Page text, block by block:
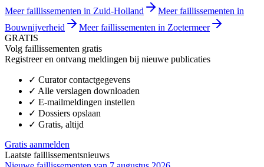
Meer faillissementen in Zuid-Holland
Meer faillissementen in
Bouwnijverheid
Meer faillissementen in Zoetermeer
GRATIS
Volg faillissementen gratis
Registreer en ontvang meldingen bij nieuwe publicaties
✓ Curator contactgegevens
✓ Alle verslagen downloaden
✓ E-mailmeldingen instellen
✓ Dossiers opslaan
✓ Gratis, altijd
Gratis aanmelden
Laatste faillissementsnieuws